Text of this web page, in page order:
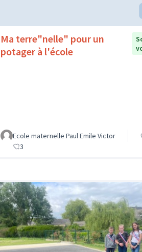
Ma terre"nelle" pour un
potager à l'école
Ecole maternelle Paul Emile Victor
3